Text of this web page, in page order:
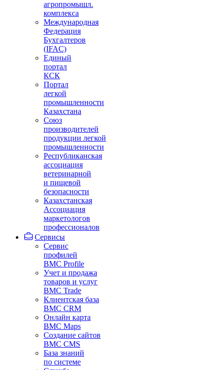
агропромышл.
комплекса
Международная
Федерация
Бухгалтеров
(IFAC)
Единый
портал
КСК
Портал
легкой
промышленности
Казахстана
Союз
производителей
продукции легкой
промышленности
Республиканская
ассоциация
ветеринарной
и пищевой
безопасности
Казахстанская
Ассоциация
маркетологов
профессионалов
Сервисы
Сервис
профилей
BMC Profile
Учет и продажа
товаров и услуг
BMC Trade
Клиентская база
BMC CRM
Онлайн карта
BMC Maps
Создание сайтов
BMC CMS
База знаний
по системе